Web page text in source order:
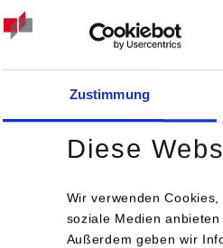
Zustimmung
Diese
Wir verwenden
soziale Medien
Außerdem geben wir
Informationstechnik
Informatik /